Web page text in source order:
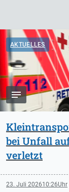
AKTUELLES
bei Unfall
verletzt
23. Juli 202610:26